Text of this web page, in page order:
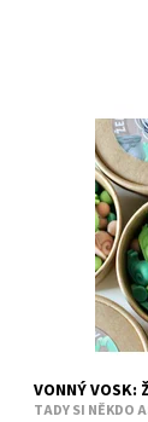
Co takhle
grey. Světle
jablko. V
VONNÝ VOSK:
TADY SI NĚKDO